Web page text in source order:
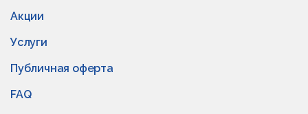
Акции
Услуги
Публичная оферта
FAQ